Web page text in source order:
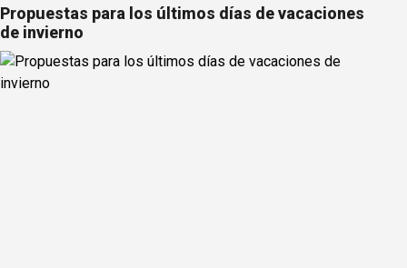
Propuestas para los últimos días de vacaciones
de invierno